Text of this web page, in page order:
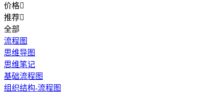
价格
推荐
全部
流程图
思维导图
思维笔记
基础流程图
组织结构-流程图